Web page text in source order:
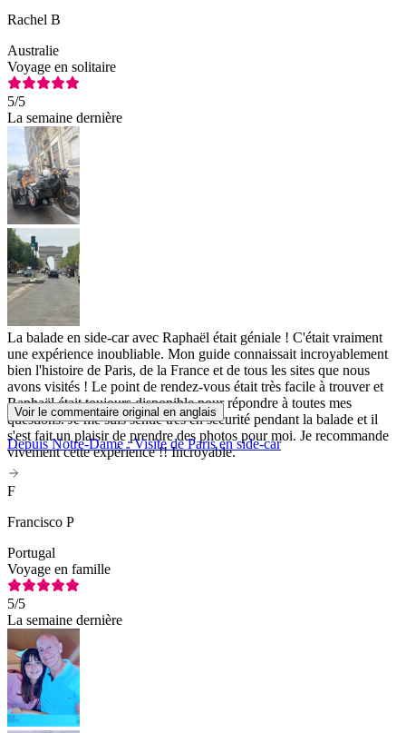
Rachel B
Australie
Voyage en solitaire
5/5
La semaine dernière
La balade en side-car avec Raphaël était géniale ! C'était vraiment
une expérience inoubliable. Mon guide connaissait incroyablement
bien l'histoire de Paris, de la France et de tous les sites que nous
avons visités ! Le point de rendez-vous était très facile à trouver et
Raphaël était toujours disponible pour répondre à toutes mes
questions. Je me suis sentie très en sécurité pendant la balade et il
s'est fait un plaisir de prendre des photos pour moi. Je recommande
vivement cette expérience !! Incroyable.
Voir le commentaire original en anglais
Depuis Notre-Dame : Visite de Paris en side-car
F
Francisco P
Portugal
Voyage en famille
5/5
La semaine dernière